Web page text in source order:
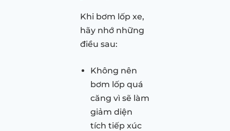
Khi bơm lốp xe,
hãy nhớ những
điều sau:
Không nên
bơm lốp quá
căng vì sẽ làm
giảm diện
tích tiếp xúc